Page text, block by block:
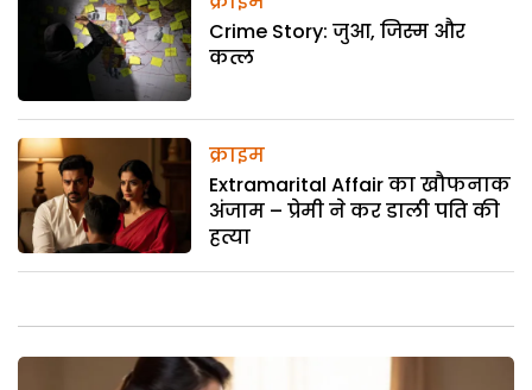
Crime Story: जुआ, जिस्म और
कत्ल
क्राइम
Extramarital Affair का खौफनाक
अंजाम – प्रेमी ने कर डाली पति की
हत्या